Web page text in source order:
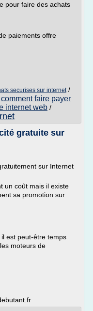
pour faire des achats
paiements offre
securises sur internet/
comment faire payer
internet web /
gratuite sur
sur Internet
un coût mais il existe
sa promotion sur
est peut-être temps
moteurs de